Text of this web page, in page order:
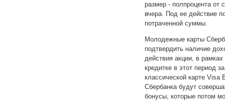
размер - полпроцента от
вчера. Под ее действие
потраченной суммы.
Молодежные карты
подтвердить наличие
действия акции, в
кредитке в этот период
классической карте
Сбербанка будут
бонусы, которые потом